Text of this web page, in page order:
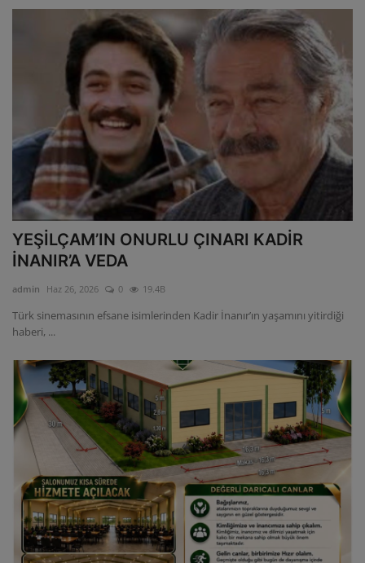
YEŞİLÇAM’IN ONURLU ÇINARI KADİR
İNANIR’A VEDA
admin Haz 26, 2026 0 19.4B
Türk sinemasının efsane isimlerinden Kadir İnanır’ın yaşamını yitirdiği
haberi, ...